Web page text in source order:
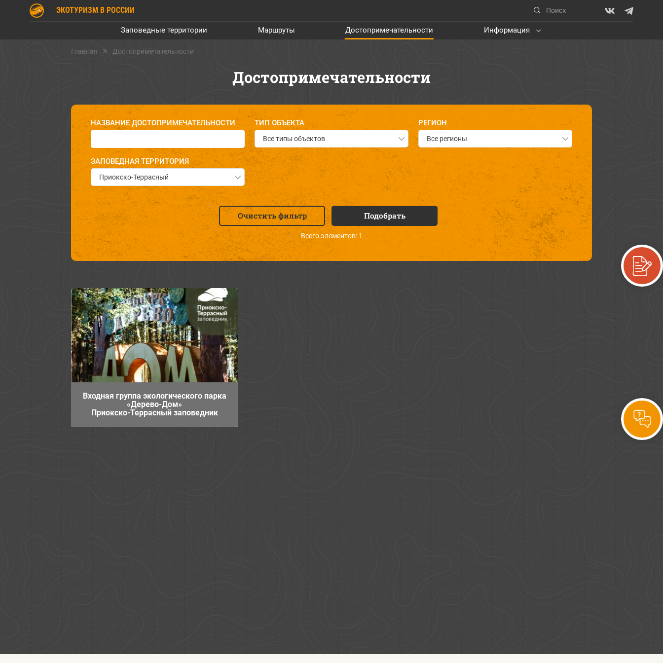
ЭКОТУРИЗМ В РОССИИ
Заповедные территории Маршруты Достопримечательности Информация
Главная Достопримечательности
Достопримечательности
НАЗВАНИЕ ДОСТОПРИМЕЧАТЕЛЬНОСТИ ТИП ОБЪЕКТА
Все типы объектов
РЕГИОН
Все регионы
ЗАПОВЕДНАЯ ТЕРРИТОРИЯ
Приокско-Террасный
Очистить фильтр Подобрать
Всего элементов: 1
Входная группа экологического парка
«Дерево-Дом»
Приокско-Террасный заповедник